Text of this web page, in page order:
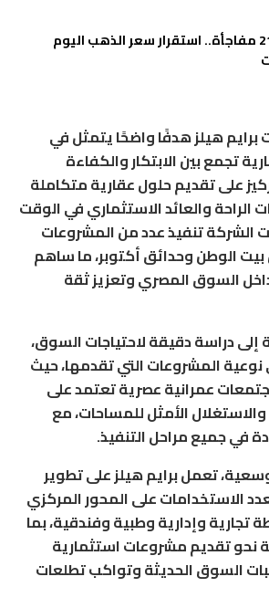
عيار 21 مفاجأة.. استقرار سعر الذهب اليوم
برايم هيلز هدفًا واضحًا يتمثل في
تجمع بين الابتكار والكفاءة
على تقديم حلول عقارية متكاملة
والعائد الاستثماري في الوقت
تنفيذ عدد من المشروعات
الوطن وحدائق أكتوبر، ما ساهم
السوق المصري وتعزيز ثقة
إلى دراسة دقيقة لاحتياجات السوق،
المشروعات التي تقدمها، حيث
عمرانية عصرية تعتمد على
الأمثل للمساحات، مع
في جميع مراحل التنفيذ.
تعمل برايم هيلز على تطوير
الاستخدامات على المحور المركزي
تجارية وإدارية وطبية وفندقية، بما
تقديم مشروعات استثمارية
السوق الحديثة وتواكب تطلعات